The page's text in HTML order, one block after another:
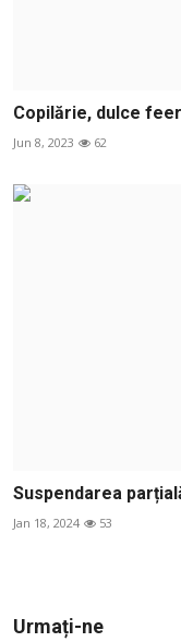
Copilărie, dulce
Jun 8, 2023 62
Suspendarea
Jan 18, 2024 53
Urmați-ne